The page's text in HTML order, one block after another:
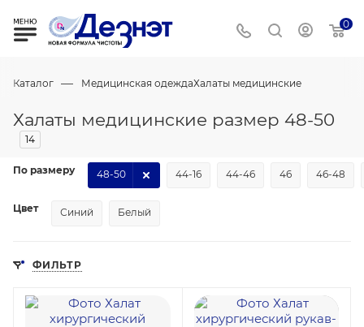
0
Каталог — Медицинская одеждаХалаты медицинские
Халаты медицинские размер 48-50
14
По размеру 44-16 44-46 46 46-48
48-50
Цвет Синий Белый
ФИЛЬТР